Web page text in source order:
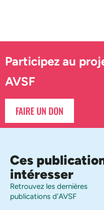
Participez au
AVSF
FAIRE UN DON
Ces
intéresser
Retrouvez les dernières
publications d'AVSF